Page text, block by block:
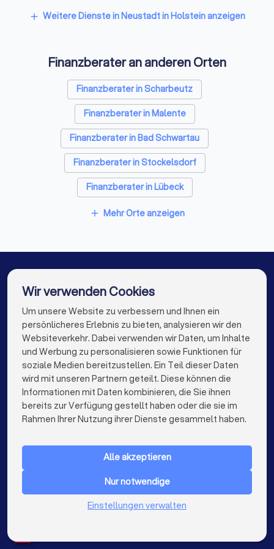
add Weitere Dienste in Neustadt in Holstein anzeigen
Finanzberater an anderen Orten
Finanzberater in Scharbeutz
Finanzberater in Malente
Finanzberater in Bad Schwartau
Finanzberater in Stockelsdorf
Finanzberater in Lübeck
Finanzberater in Grevesmühlen
Finanzberater in München
Finanzberater in Frankfurt am Main
Finanzberater in Stuttgart
Finanzberater in Düsseldorf
Finanzberater in Dortmund
Finanzberater in Essen
Finanzberater in Bremen
Finanzberater in Nürnberg
Finanzberater in Hannover
Finanzberater in Leipzig
Finanzberater in Duisburg
Finanzberater in Bochum
Finanzberater in Wuppertal
add Mehr Orte anzeigen
Die besten Finanzberater für Sie
info@trustlocal.de
FÜR PRIVATPERSONEN
Niederlande
Wir verwenden Cookies
Um unsere Website zu verbessern und Ihnen ein
persönlicheres Erlebnis zu bieten, analysieren wir den
Websiteverkehr. Dabei verwenden wir Daten, um Inhalte
und Werbung zu personalisieren sowie Funktionen für
soziale Medien bereitzustellen. Ein Teil dieser Daten
wird mit unseren Partnern geteilt. Diese können die
Informationen mit Daten kombinieren, die Sie ihnen
bereits zur Verfügung gestellt haben oder die sie im
Rahmen Ihrer Nutzung ihrer Dienste gesammelt haben.
Alle akzeptieren
Nur notwendige
Einstellungen verwalten